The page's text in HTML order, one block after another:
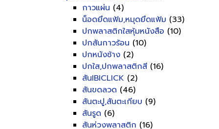
กาวแผ่น (4)
น็อดยึดแฟ้ม,หมุดยึดแฟ้ม (33)
ปกพลาสติกใสหุ้มหนังสือ (10)
ปกสันกาวร้อน (10)
ปกหนังช้าง (2)
ปกใส,ปกพลาสติกสี (16)
สันIBICLICK (2)
สันขดลวด (46)
สันตะปู,สันตะเกียบ (9)
สันรูด (6)
สันห่วงพลาสติก (16)